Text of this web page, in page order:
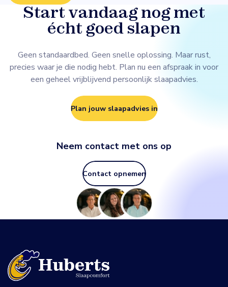
Start vandaag nog met
écht goed slapen
Geen standaardbed. Geen snelle oplossing. Maar rust,
precies waar je die nodig hebt. Plan nu een afspraak in voor
een geheel vrijblijvend persoonlijk slaapadvies.
Plan jouw slaapadvies in
Neem contact met ons op
Contact opnemen